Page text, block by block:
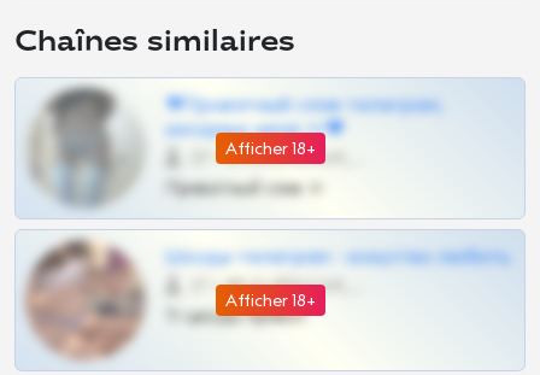
Chaînes similaires
Afficher 18+
❤Приватный слив телеграм,
шкодных шкур тг❤
57 •
Приватный слив тг
Afficher 18+
Шкоды телеграм - искуство любить
27 •
Тг шкоды приват